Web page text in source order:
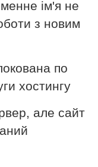
ім'я не
з новим
по
хостингу
але сайт